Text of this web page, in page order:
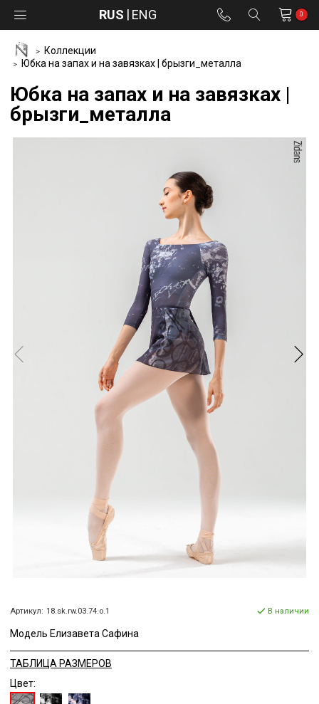
RUS ENG 0
Коллекции
Юбка на запах и на завязках | брызги_металла
Юбка на запах и на завязках |
брызги_металла
Артикул: 18.sk.rw.03.74.o.1 В наличии
Модель Елизавета Сафина
ТАБЛИЦА РАЗМЕРОВ
Цвет: